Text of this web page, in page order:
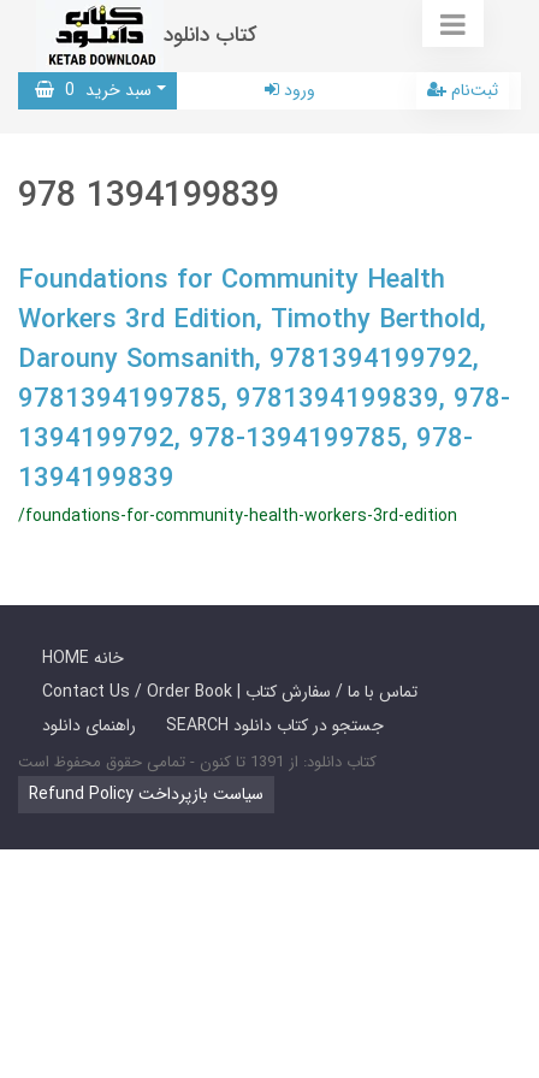
کتاب دانلود
سبد خرید 0 ورود ثبت‌نام
978 1394199839
Foundations for Community Health
Workers 3rd Edition, Timothy Berthold,
Darouny Somsanith, 9781394199792,
9781394199785, 9781394199839, 978-
1394199792, 978-1394199785, 978-
1394199839
/foundations-for-community-health-workers-3rd-edition
HOME خانه
Contact Us / Order Book | تماس با ما / سفارش کتاب
راهنمای دانلود
SEARCH جستجو در کتاب دانلود
کتاب دانلود: از 1391 تا کنون - تمامی حقوق محفوظ است
Refund Policy سیاست بازپرداخت